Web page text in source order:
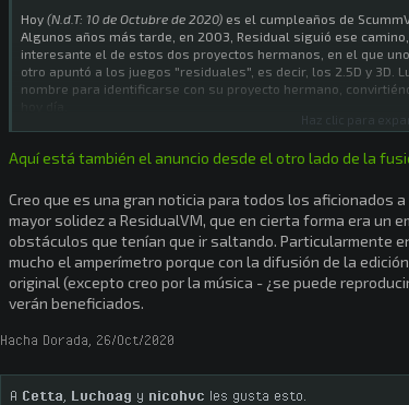
Hoy (N.d.T: 10 de Octubre de 2020) es el cumpleaños de
Algunos años más tarde, en 2003, Residual siguió ese
interesante el de estos dos proyectos hermanos, en el que
otro apuntó a los juegos "residuales", es decir, los 2.5D y 3D.
nombre para identificarse con su proyecto hermano,
más allá de losenginesespecíficos de los juegos, fue
no tendremos que invertir, ya que hoy anunciamos el que
historia de ResidualVM: su fusión con ScummVM.
Así es, desde hoy, ResidualVM no es más un proyecto
que eventualmente podrás ejecutar ScummVM conb nuestro
directamente desde ScummVM.
[...]
adelante.
Aquí está también el anuncio desde el otro lado de la
Creo que es una gran noticia para todos los aficionados
mayor solidez a ResidualVM, que en cierta forma era un
obstáculos que tenían que ir saltando. Particularmente
mucho el amperímetro porque con la difusión de la
original (excepto creo por la música - ¿se puede
verán beneficiados.
Hacha Dorada 26/Oct/2020
A Cetta Luchoag y nicohvc les gusta esto.